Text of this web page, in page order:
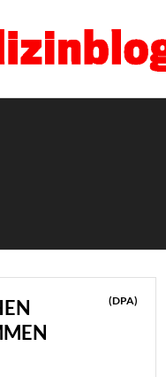
(DPA)